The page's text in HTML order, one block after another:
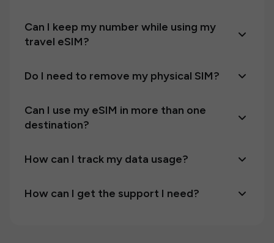
Can I keep my number while using my
travel eSIM?
Do I need to remove my physical SIM?
Can I use my eSIM in more than one
destination?
How can I track my data usage?
How can I get the support I need?